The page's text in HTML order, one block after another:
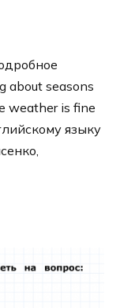
about seasons
weather is fine
языку